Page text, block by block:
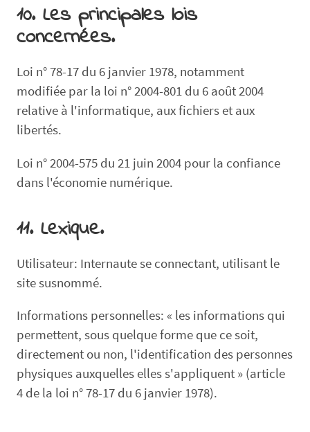
10. Les principales lois
concernées.
Loi n° 78-17 du 6 janvier 1978, notamment
modifiée par la loi n° 2004-801 du 6 août 2004
relative à l'informatique, aux fichiers et aux
libertés.
Loi n° 2004-575 du 21 juin 2004 pour la confiance
dans l'économie numérique.
11. Lexique.
Utilisateur: Internaute se connectant, utilisant le
site susnommé.
Informations personnelles: « les informations qui
permettent, sous quelque forme que ce soit,
directement ou non, l'identification des personnes
physiques auxquelles elles s'appliquent » (article
4 de la loi n° 78-17 du 6 janvier 1978).